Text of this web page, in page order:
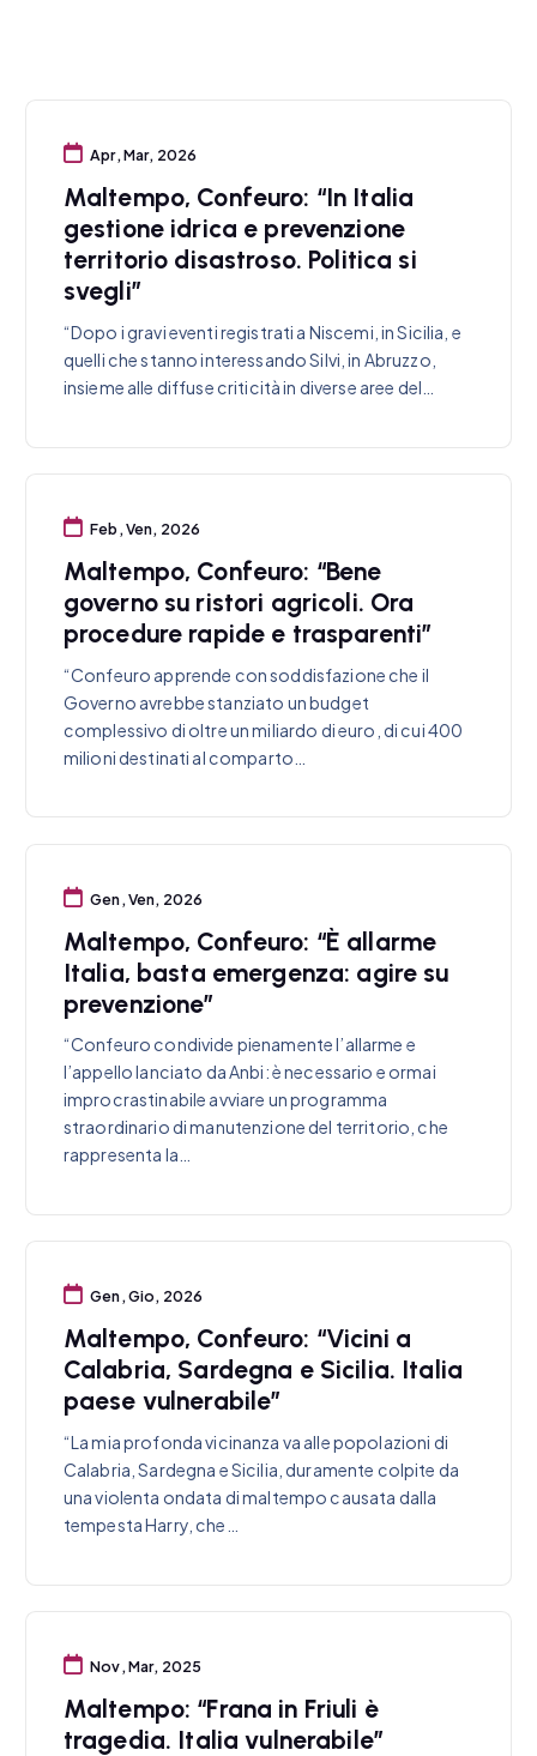
Apr, Mar, 2026
Maltempo, Confeuro: “In Italia
gestione idrica e prevenzione
territorio disastroso. Politica si
svegli”
“Dopo i gravi eventi registrati a Niscemi, in Sicilia, e
quelli che stanno interessando Silvi, in Abruzzo,
insieme alle diffuse criticità in diverse aree del…
Feb, Ven, 2026
Maltempo, Confeuro: “Bene
governo su ristori agricoli. Ora
procedure rapide e trasparenti”
“Confeuro apprende con soddisfazione che il
Governo avrebbe stanziato un budget
complessivo di oltre un miliardo di euro, di cui 400
milioni destinati al comparto…
Gen, Ven, 2026
Maltempo, Confeuro: “È allarme
Italia, basta emergenza: agire su
prevenzione”
“Confeuro condivide pienamente l’allarme e
l’appello lanciato da Anbi: è necessario e ormai
improcrastinabile avviare un programma
straordinario di manutenzione del territorio, che
rappresenta la…
Gen, Gio, 2026
Maltempo, Confeuro: “Vicini a
Calabria, Sardegna e Sicilia. Italia
paese vulnerabile”
“La mia profonda vicinanza va alle popolazioni di
Calabria, Sardegna e Sicilia, duramente colpite da
una violenta ondata di maltempo causata dalla
tempesta Harry, che…
Nov, Mar, 2025
Maltempo: “Frana in Friuli è
tragedia. Italia vulnerabile”